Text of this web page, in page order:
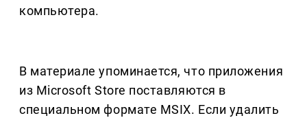
компьютера.
В материале упоминается, что приложения
из Microsoft Store поставляются в
специальном формате MSIX. Если удалить